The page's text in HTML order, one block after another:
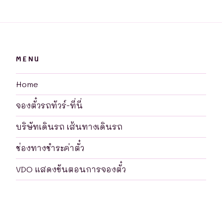
MENU
Home
จองตั๋วรถทัวร์-ที่นี่
บริษัทเดินรถ เส้นทางเดินรถ
ช่องทางชำระค่าตั๋ว
VDO แสดงขันตอนการจองตั๋ว